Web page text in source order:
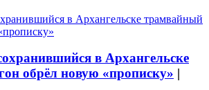
в Архангельске
обрёл новую «прописку» |